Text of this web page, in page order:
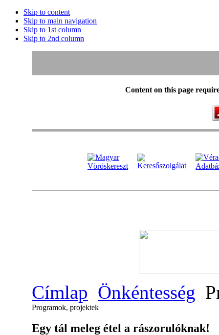
Skip to content
Skip to main navigation
Skip to 1st column
Skip to 2nd column
Content on this page
Címlap Önkéntesség
Programok, projektek
Egy tál meleg étel a rászorulóknak!